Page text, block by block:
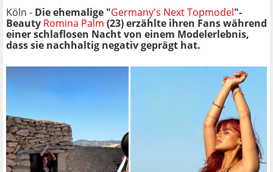
Köln - Die ehemalige "Germany's Next Topmodel"-
Beauty Romina Palm (23) erzählte ihren Fans während
einer schlaflosen Nacht von einem Modelerlebnis,
dass sie nachhaltig negativ geprägt hat.